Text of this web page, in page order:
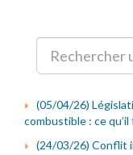
(05/04/26)
combustible : ce
(24/03/26) Conflit